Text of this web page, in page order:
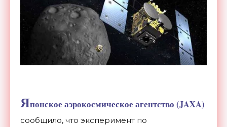
Японское аэрокосмическое агентство (JAXA)
сообщило, что эксперимент по